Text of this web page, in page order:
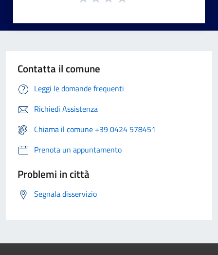
Contatta il comune
Leggi le domande frequenti
Richiedi Assistenza
Chiama il comune +39 0424 578451
Prenota un appuntamento
Problemi in città
Segnala disservizio